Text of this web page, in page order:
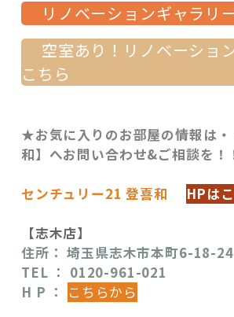
リノベーションギャラリ
空室あり！リノベーショ
こちら
★お気に入りのお部屋の情報は・
和】へお問い合わせ&ご相談を！
センチュリー21 登喜和 HPは
【志木店】
住所： 埼玉県志木市本町6-18-24
TEL ： 0120-961-021
H P ：
こちらから